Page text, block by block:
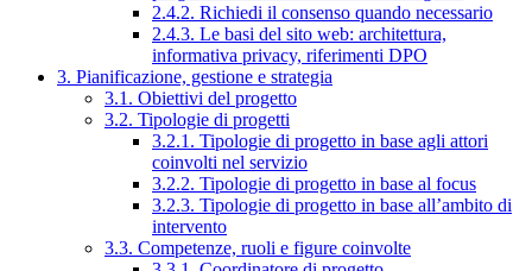
2.4.2. Richiedi il consenso quando necessario
2.4.3. Le basi del sito web: architettura,
informativa privacy, riferimenti DPO
3. Pianificazione, gestione e strategia
3.1. Obiettivi del progetto
3.2. Tipologie di progetti
3.2.1. Tipologie di progetto in base agli attori
coinvolti nel servizio
3.2.2. Tipologie di progetto in base al focus
3.2.3. Tipologie di progetto in base all’ambito di
intervento
3.3. Competenze, ruoli e figure coinvolte